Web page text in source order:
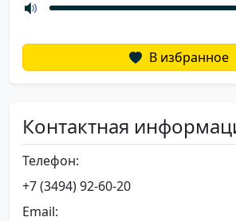
В избранное
Контактная
Телефон:
+7 (3494) 92-60-20
Email: